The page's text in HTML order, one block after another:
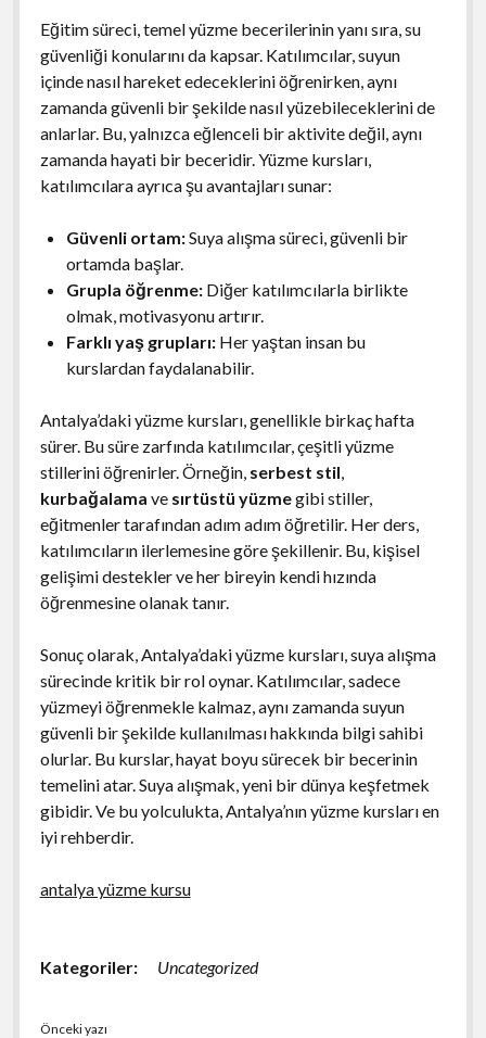
Eğitim süreci, temel yüzme becerilerinin yanı sıra, su
güvenliği konularını da kapsar. Katılımcılar, suyun
içinde nasıl hareket edeceklerini öğrenirken, aynı
zamanda güvenli bir şekilde nasıl yüzebileceklerini de
anlarlar. Bu, yalnızca eğlenceli bir aktivite değil, aynı
zamanda hayati bir beceridir. Yüzme kursları,
katılımcılara ayrıca şu avantajları sunar:
Güvenli ortam:Suya alışma süreci, güvenli bir
ortamda başlar.
Grupla öğrenme:Diğer katılımcılarla birlikte
olmak, motivasyonu artırır.
Farklı yaş grupları:Her yaştan insan bu
kurslardan faydalanabilir.
Antalya’daki yüzme kursları, genellikle birkaç hafta
sürer. Bu süre zarfında katılımcılar, çeşitli yüzme
stillerini öğrenirler. Örneğin, serbest stil,
kurbağalama ve sırtüstü yüzmegibi stiller,
eğitmenler tarafından adım adım öğretilir. Her ders,
katılımcıların ilerlemesine göre şekillenir. Bu, kişisel
gelişimi destekler ve her bireyin kendi hızında
öğrenmesine olanak tanır.
Sonuç olarak, Antalya’daki yüzme kursları, suya alışma
sürecinde kritik bir rol oynar. Katılımcılar, sadece
yüzmeyi öğrenmekle kalmaz, aynı zamanda suyun
güvenli bir şekilde kullanılması hakkında bilgi sahibi
olurlar. Bu kurslar, hayat boyu sürecek bir becerinin
temelini atar. Suya alışmak, yeni bir dünya keşfetmek
gibidir. Ve bu yolculukta, Antalya’nın yüzme kursları en
iyi rehberdir.
antalya yüzme kursu
Kategoriler: Uncategorized
Önceki yazı